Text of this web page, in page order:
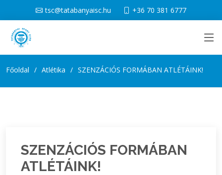
tsc@tatabanyaisc.hu +36 70 381 6777
Főoldal Atlétika SZENZÁCIÓS FORMÁBAN ATLÉTÁINK!
SZENZÁCIÓS FORMÁBAN
ATLÉTÁINK!